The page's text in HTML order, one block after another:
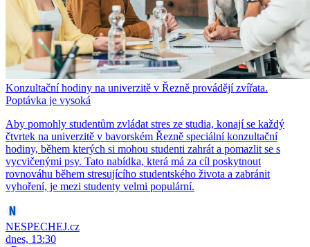
Konzultační hodiny na univerzitě v Řezně provádějí zvířata.
Poptávka je vysoká
Aby pomohly studentům zvládat stres ze studia, konají se každý
čtvrtek na univerzitě v bavorském Řezně speciální konzultační
hodiny, během kterých si mohou studenti zahrát a pomazlit se s
vycvičenými psy. Tato nabídka, která má za cíl poskytnout
rovnováhu během stresujícího studentského života a zabránit
vyhoření, je mezi studenty velmi populární.
NESPECHEJ.cz
dnes, 13:30